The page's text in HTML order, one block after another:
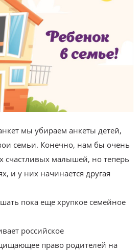
мы убираем анкеты детей,
семьи. Конечно, нам бы очень
счастливых малышей, но теперь
и у них начинается другая
пока еще хрупкое семейное
российское
право родителей на